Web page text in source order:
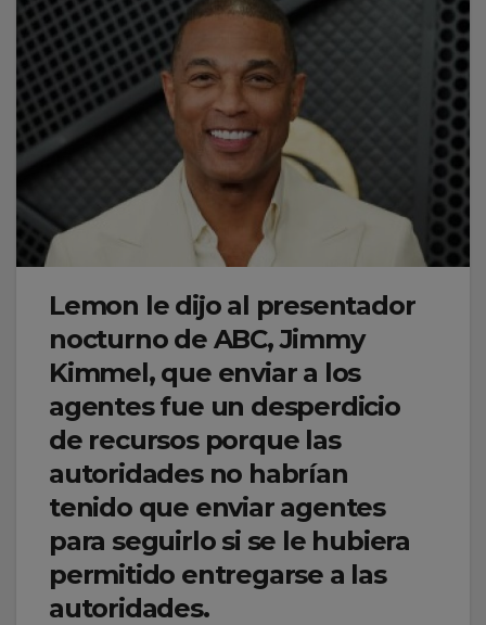
Lemon le dijo al presentador
nocturno de ABC, Jimmy
Kimmel, que enviar a los
agentes fue un desperdicio
de recursos porque las
autoridades no habrían
tenido que enviar agentes
para seguirlo si se le hubiera
permitido entregarse a las
autoridades.